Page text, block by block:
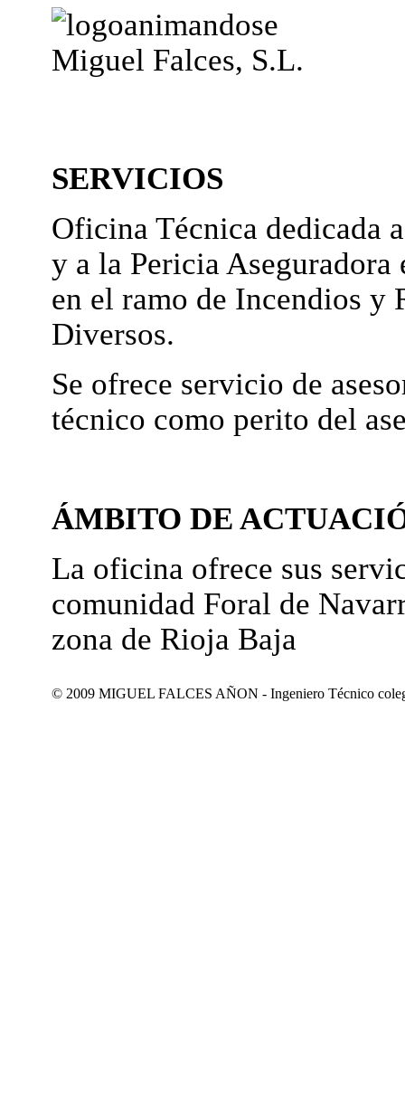
Miguel Falces, S.L.
SERVICIOS
Oficina Técnica dedicada
y a la Pericia Aseguradora
en el ramo de Incendios y
Diversos.
Se ofrece servicio de
técnico como perito del
ÁMBITO DE
La oficina ofrece sus
comunidad Foral de
zona de Rioja Baja
© 2009 MIGUEL FALCES AÑON - Ingeniero Técnico